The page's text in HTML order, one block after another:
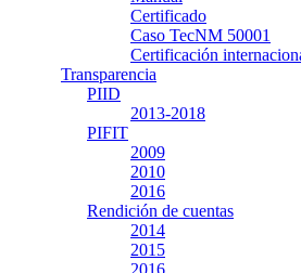
Certificado
Caso TecNM 50001
Certificación
Transparencia
PIID
2013-2018
PIFIT
2009
2010
2016
Rendición de cuentas
2014
2015
2016